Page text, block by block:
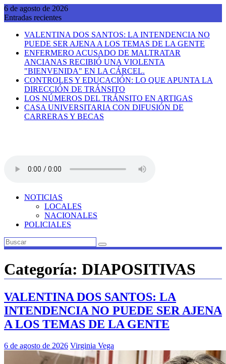
Saltar
al
6 de agosto de 2026
Entradas recientes
VALENTINA DOS SANTOS: LA INTENDENCIA NO
PUEDE SER AJENA A LOS TEMAS DE LA GENTE
ENFERMERO ACUSADO DE MALTRATAR
ANCIANAS RECIBIÓ UNA VIOLENTA
"BIENVENIDA" EN LA CÁRCEL.
CONTROLES Y EDUCACIÓN: LO QUE APUNTA LA
DIRECCIÓN DE TRÁNSITO
LOS NÚMEROS DEL TRÁNSITO EN ARTIGAS
CASA UNIVERSITARIA CON DIFUSIÓN DE
CARRERAS Y BECAS
NOTICIAS
LOCALES
NACIONALES
POLICIALES
Categoría: DIAPOSITIVAS
VALENTINA DOS SANTOS: LA
INTENDENCIA NO PUEDE SER AJENA
A LOS TEMAS DE LA GENTE
6 de agosto de 2026 Virginia Vega